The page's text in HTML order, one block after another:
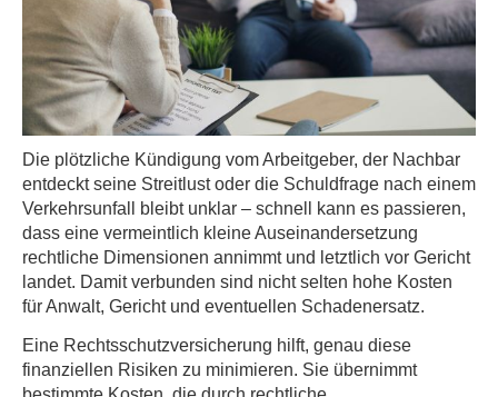
Die plötzliche Kündigung vom Arbeitgeber, der Nachbar
entdeckt seine Streitlust oder die Schuldfrage nach einem
Verkehrsunfall bleibt unklar – schnell kann es passieren,
dass eine vermeintlich kleine Auseinandersetzung
rechtliche Dimensionen annimmt und letztlich vor Gericht
landet. Damit verbunden sind nicht selten hohe Kosten
für Anwalt, Gericht und eventuellen Schadenersatz.
Eine Rechts­schutz­ver­si­che­rung hilft, genau diese
finanziellen Risiken zu minimieren. Sie übernimmt